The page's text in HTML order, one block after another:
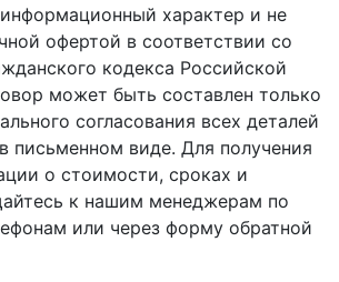
характер и не
офертой в соответствии со
кодекса Российской
может быть составлен только
согласования всех деталей
письменном виде. Для получения
о стоимости, сроках и
к нашим менеджерам по
или через форму обратной